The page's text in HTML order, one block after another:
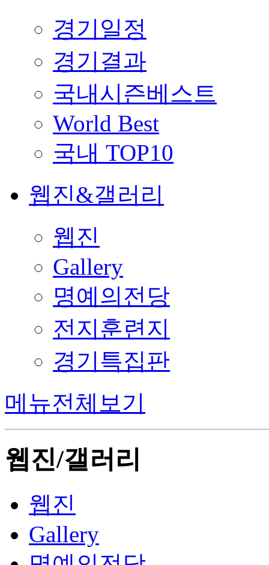
경기일정
경기결과
국내시즌베스트
World Best
국내 TOP10
웹진&갤러리
웹진
Gallery
명예의전당
전지훈련지
경기특집판
메뉴전체보기
웹진/갤러리
웹진
Gallery